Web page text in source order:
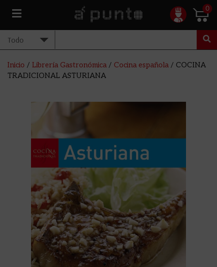
0
Inicio / Librería Gastronómica / Cocina española / COCINA
TRADICIONAL ASTURIANA